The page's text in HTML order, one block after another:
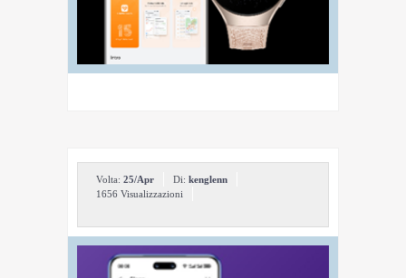
Volta: 25/Apr Di: kenglenn
1656 Visualizzazioni